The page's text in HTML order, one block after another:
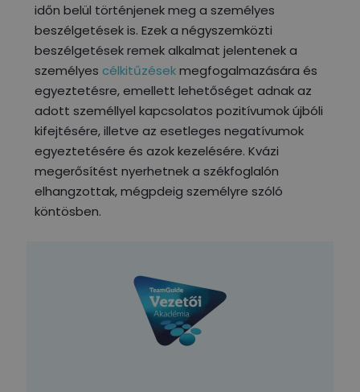
időn belül történjenek meg a személyes
beszélgetések is. Ezek a négyszemközti
beszélgetések remek alkalmat jelentenek a
személyes célkitűzésekmegfogalmazására és
egyeztetésre, emellett lehetőséget adnak az
adott személlyel kapcsolatos pozitívumok újbóli
kifejtésére, illetve az esetleges negatívumok
egyeztetésére és azok kezelésére. Kvázi
megerősítést nyerhetnek a székfoglalón
elhangzottak, mégpdeig személyre szóló
köntösben.